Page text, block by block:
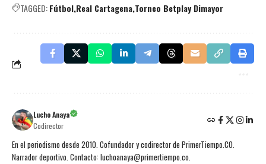
TAGGED:Fútbol Real Cartagena Torneo Betplay Dimayor
Lucho Anaya
Codirector
En el periodismo desde 2010. Cofundador y codirector de PrimerTiempo.CO.
Narrador deportivo. Contacto: luchoanaya@primertiempo.co.